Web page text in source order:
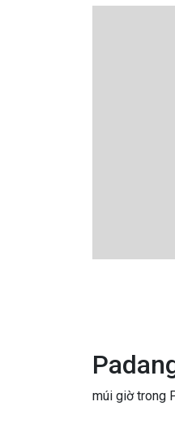
múi giờ trong